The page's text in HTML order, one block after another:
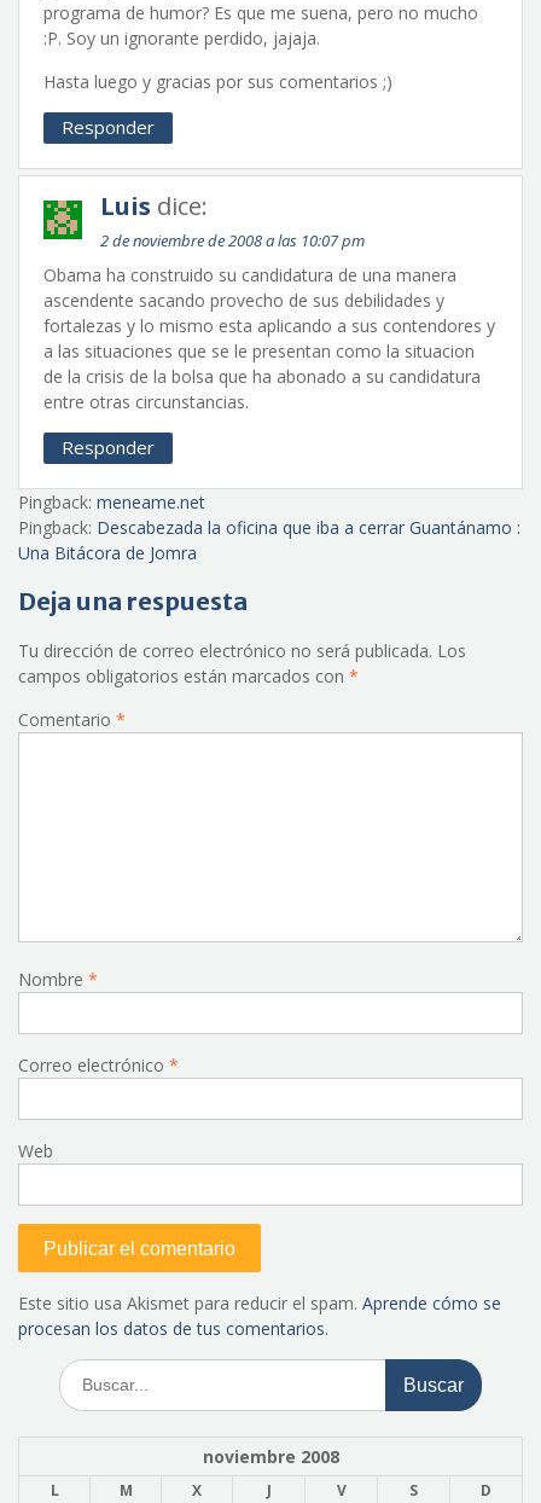
programa de humor? Es que me suena, pero no mucho
:P. Soy un ignorante perdido, jajaja.
Hasta luego y gracias por sus comentarios ;)
Responder
Luis dice:
2 de noviembre de 2008 a las 10:07 pm
Obama ha construido su candidatura de una manera
ascendente sacando provecho de sus debilidades y
fortalezas y lo mismo esta aplicando a sus contendores y
a las situaciones que se le presentan como la situacion
de la crisis de la bolsa que ha abonado a su candidatura
entre otras circunstancias.
Responder
Pingback: meneame.net
Pingback: Descabezada la oficina que iba a cerrar Guantánamo :
Una Bitácora de Jomra
Deja una respuesta
Tu dirección de correo electrónico no será publicada. Los
campos obligatorios están marcados con *
Comentario *
Nombre *
Correo electrónico *
Web
Este sitio usa Akismet para reducir el spam. Aprende cómo se
procesan los datos de tus comentarios.
Buscar:
noviembre 2008
L M X J V S D